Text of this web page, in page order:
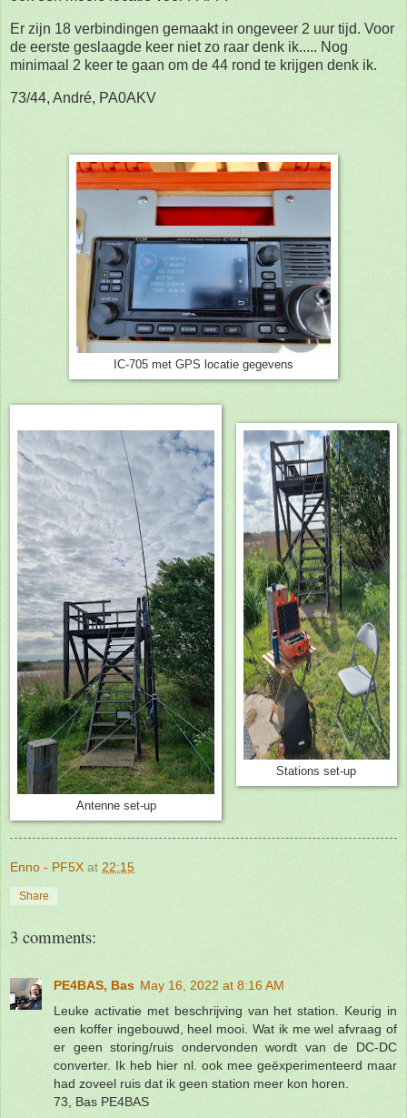
Er zijn 18 verbindingen gemaakt in ongeveer 2 uur tijd. Voor
de eerste geslaagde keer niet zo raar denk ik..... Nog
minimaal 2 keer te gaan om de 44 rond te krijgen denk ik.
73/44, André, PA0AKV
IC-705 met GPS locatie gegevens
Antenne set-up
Stations set-up
Enno - PF5X at 22:15
Share
3 comments:
PE4BAS, Bas May 16, 2022 at 8:16 AM
Leuke activatie met beschrijving van het station. Keurig in
een koffer ingebouwd, heel mooi. Wat ik me wel afvraag of
er geen storing/ruis ondervonden wordt van de DC-DC
converter. Ik heb hier nl. ook mee geëxperimenteerd maar
had zoveel ruis dat ik geen station meer kon horen.
73, Bas PE4BAS